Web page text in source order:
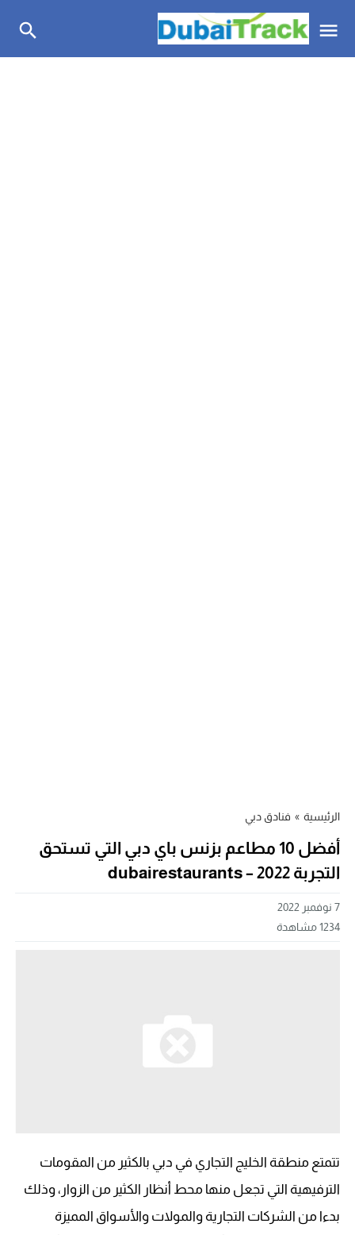
الرئيسية » فنادق دبي
أفضل 10 مطاعم بزنس باي دبي التي تستحق
التجربة 2022 – dubairestaurants
7 نوفمبر 2022
1234مشاهدة
تتمتع منطقة الخليج التجاري في دبي بالكثير من المقومات
الترفيهية التي تجعل منها محط أنظار الكثير من الزوار، وذلك
بدءا من الشركات التجارية والمولات والأسواق المميزة